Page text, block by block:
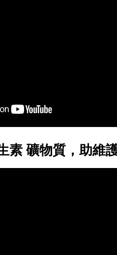
素 礦物質，助維